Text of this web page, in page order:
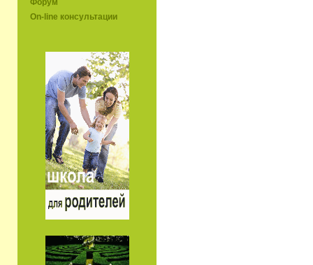
On-line консультации